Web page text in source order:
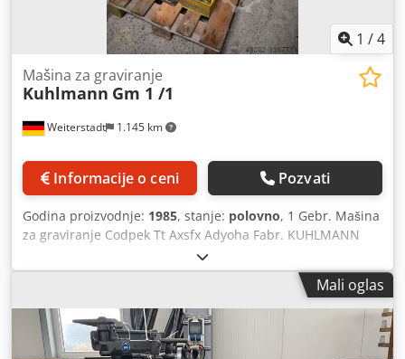
1 /4
Weiterstadt 1.145 km
Mašina za graviranje
Kuhlmann Gm 1 /1
Informacije o ceni Pozvati
Godina proizvodnje: 1985, stanje: polovno, 1 Gebr. Mašina
za graviranje Codpek Tt Axsfx Adyoha Fabr. KUHLMANN
Ukucaj GM I-I Radni prostor: 320 x 200 x 280 Šablonski sto
500 x 400 mm, Radni sto 500 x 200 mm 3D – Buđ – uređaj
za graviranje TGV – Ploča – uređaj za graviranje Razni
predlošci i skupovi vrsta Div. graviranje stylusa Domet
brzine 4.200 – 20.000 rpm Space requirement approx. 1.2 ×
1 × 1.5 m Težina oko 250 kg
Mali oglas